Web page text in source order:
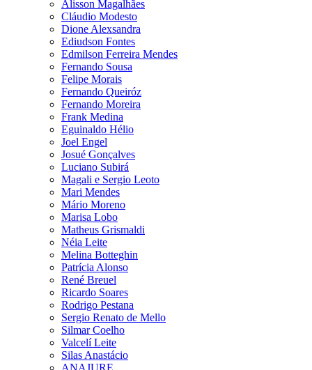
Alisson Magalhães
Cláudio Modesto
Dione Alexsandra
Ediudson Fontes
Edmilson Ferreira Mendes
Fernando Sousa
Felipe Morais
Fernando Queiróz
Fernando Moreira
Frank Medina
Eguinaldo Hélio
Joel Engel
Josué Gonçalves
Luciano Subirá
Magali e Sergio Leoto
Mari Mendes
Mário Moreno
Marisa Lobo
Matheus Grismaldi
Néia Leite
Melina Botteghin
Patrícia Alonso
René Breuel
Ricardo Soares
Rodrigo Pestana
Sergio Renato de Mello
Silmar Coelho
Valcelí Leite
Silas Anastácio
ANAJURE